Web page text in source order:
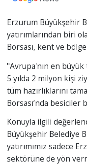
Erzurum Büyükşehir
yatırımlarından biri
Borsası, kent ve
"Avrupa'nın en büyük
5 yılda 2 milyon kişi
tüm hazırlıklarını
Borsası’nda
Konuyla ilgili
Büyükşehir Belediye
yatırımımız sadece
sektörüne de yön